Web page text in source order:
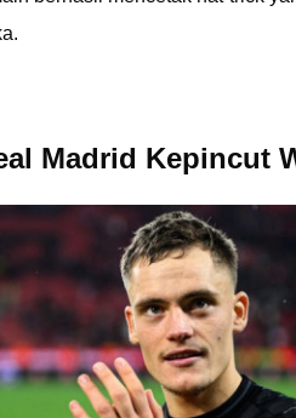
Madrid Kepincut